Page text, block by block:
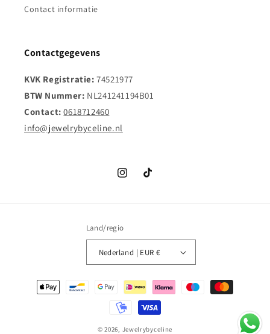
Contact informatie
Contactgegevens
KVK Registratie:74521977
BTW Nummer: NL241241194B01
Contact:0618712460
info@jewelrybyceline.nl
InstagramTikTok
Land/regio
Nederland | EUR €
Betaalmethoden
© 2026, Jewelrybyceline